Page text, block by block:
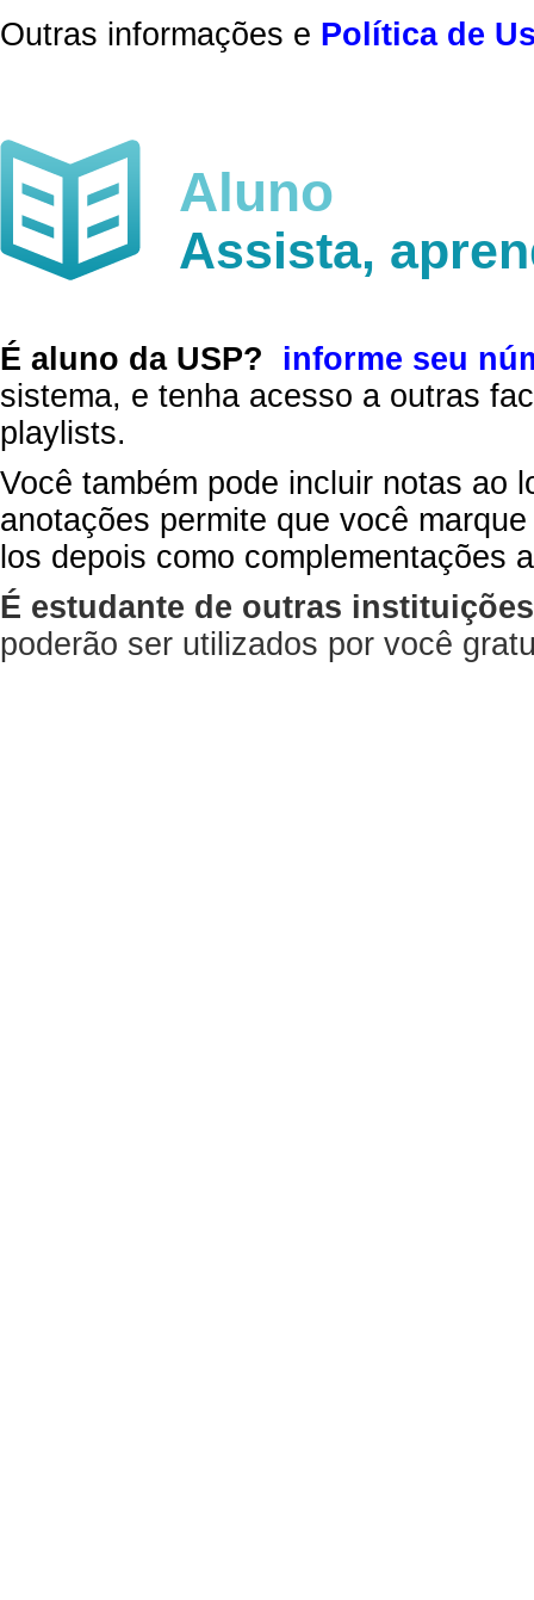
Outras informações e Política de
Aluno
Assista,
É aluno da USP?
informe seu
sistema, e tenha acesso a outras
playlists.
Você também pode incluir notas ao
anotações permite que você
los depois como complementações
É estudante de outras
poderão ser utilizados por você